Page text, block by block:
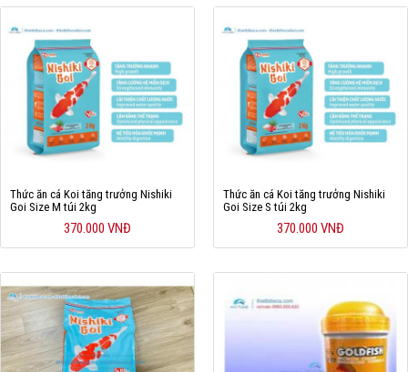
Thức ăn cá Koi tăng trưởng Nishiki
Goi Size M túi 2kg
370.000 VNĐ
Thức ăn cá Koi tăng trưởng Nishiki
Goi Size S túi 2kg
370.000 VNĐ